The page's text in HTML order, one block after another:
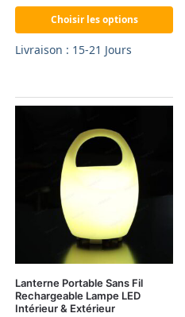
Choisir les options
Livraison : 15-21 Jours
Lanterne Portable Sans Fil
Rechargeable Lampe LED
Intérieur & Extérieur